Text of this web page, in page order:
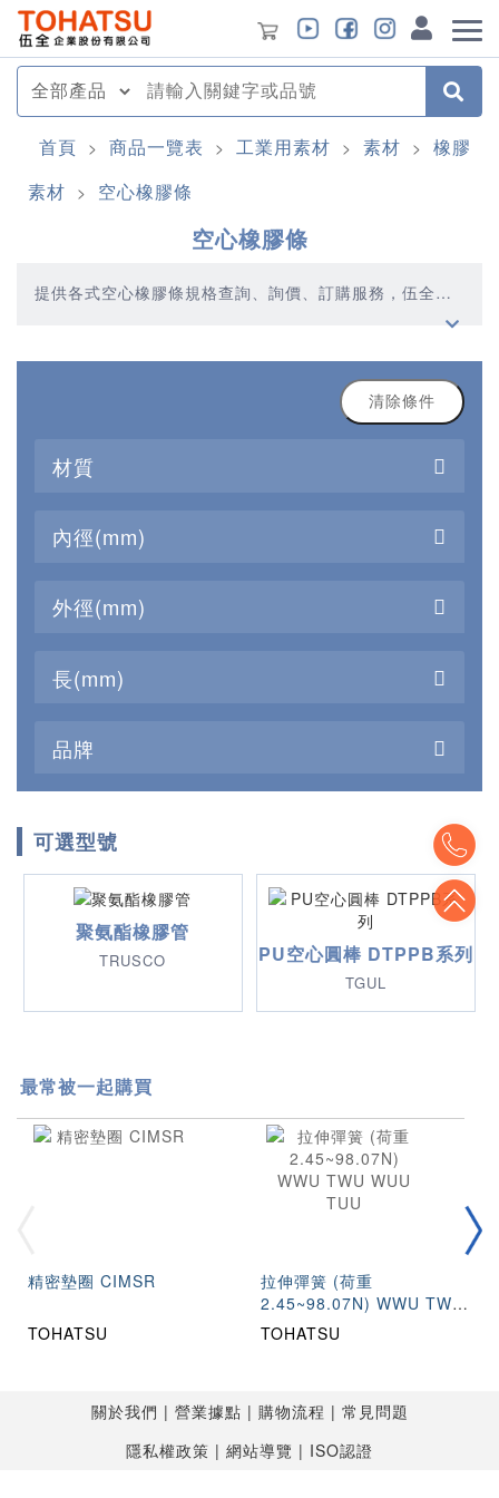
首頁 > 商品一覽表 > 工業用素材 > 素材 > 橡膠
素材 > 空心橡膠條
空心橡膠條
提供各式空心橡膠條規格查詢、詢價、訂購服務，伍全企
業深耕模具產業多年，秉持著優質品質、合理價格、多元
清除條件
材質
內徑(mm)
外徑(mm)
長(mm)
品牌
可選型號
聚氨酯橡膠管
TRUSCO PU空心圓棒 DTPPB系列
TGUL
最常被一起購買
精密墊圈 CIMSR
TOHATSU
拉伸彈簧 (荷重
2.45~98.07N) WWU TWU
WUU TUU
TOHATSU
關於我們 營業據點 購物流程
常見問題
隱私權政策
網站導覽 ISO認證